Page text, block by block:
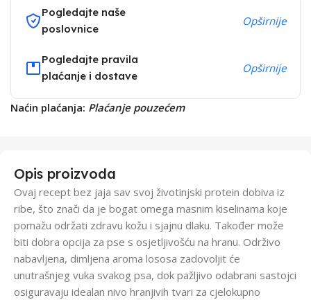
Pogledajte naše
poslovnice
Opširnije
Pogledajte pravila
plaćanje i dostave
Opširnije
Naćin plaćanja: Plaćanje pouzećem
Opis proizvoda
Ovaj recept bez jaja sav svoj životinjski protein dobiva iz
ribe, što znači da je bogat omega masnim kiselinama koje
pomažu održati zdravu kožu i sjajnu dlaku. Također može
biti dobra opcija za pse s osjetljivošću na hranu. Održivo
nabavljena, dimljena aroma lososa zadovoljit će
unutrašnjeg vuka svakog psa, dok pažljivo odabrani sastojci
osiguravaju idealan nivo hranjivih tvari za cjelokupno